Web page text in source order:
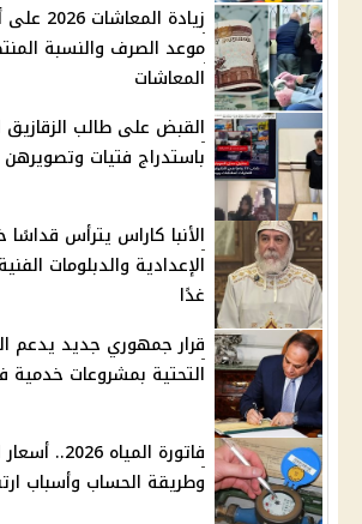
زيادة
موعد الصرف والنسبة
المعاشات
القبض على طالب الزقازيق
باستدراج فتيات
الأنبا كاراس يترأس قداسًا
الإعدادية والدبلومات
غدًا
قرار جمهوري جديد يدعم
التحتية بمشروعات
فاتورة
وطريقة الحساب وأسباب